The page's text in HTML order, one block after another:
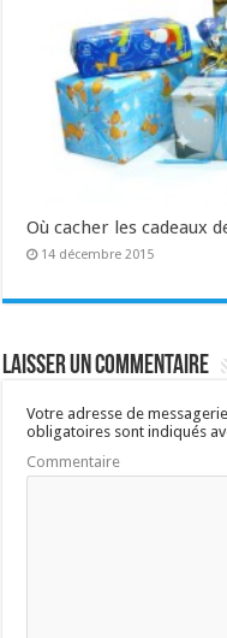
Où cacher les cadeaux
14 décembre 2015
Laisser un commentaire
Votre adresse de
obligatoires sont indiqués
Commentaire